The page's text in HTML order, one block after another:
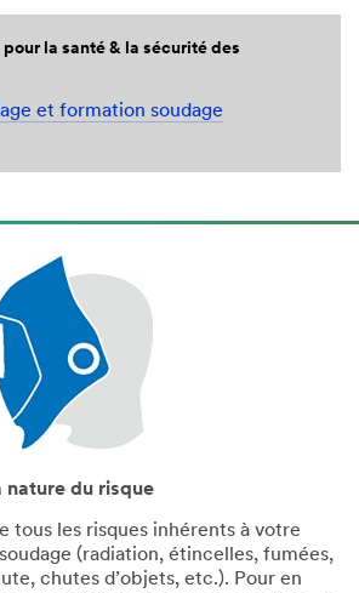
la santé & la sécurité des
et formation soudage
nature du risque
tous les risques inhérents à votre
(radiation, étincelles, fumées,
chutes d’objets, etc.). Pour en